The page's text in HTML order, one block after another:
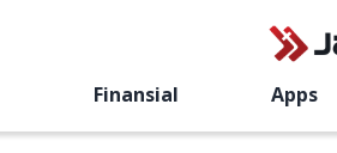
Finansial Apps